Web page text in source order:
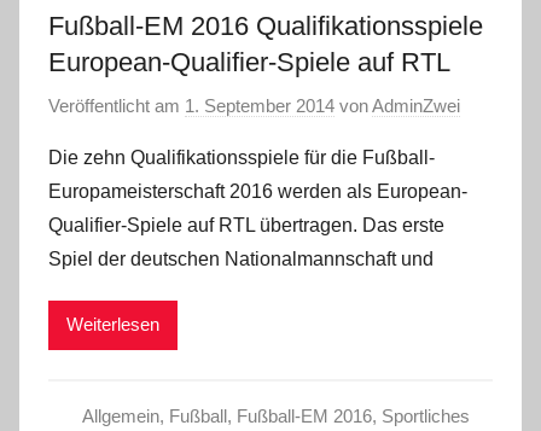
Fußball-EM 2016 Qualifikationsspiele
European-Qualifier-Spiele auf RTL
Veröffentlicht am 1. September 2014 vonAdminZwei
Die zehn Qualifikationsspiele für die Fußball-
Europameisterschaft 2016 werden als European-
Qualifier-Spiele auf RTL übertragen. Das erste
Spiel der deutschen Nationalmannschaft und
Weiterlesen
Allgemein, Fußball, Fußball-EM 2016, Sportliches